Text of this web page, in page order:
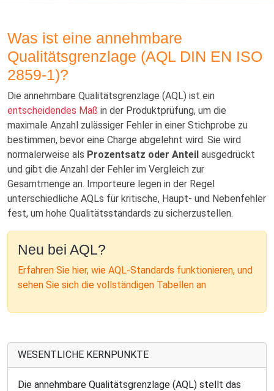
Was ist eine annehmbare
Qualitätsgrenzlage (AQL DIN EN ISO
2859-1)?
Die annehmbare Qualitätsgrenzlage (AQL) ist ein
entscheidendes Maß in der Produktprüfung, um die
maximale Anzahl zulässiger Fehler in einer Stichprobe zu
bestimmen, bevor eine Charge abgelehnt wird. Sie wird
normalerweise als Prozentsatz oder Anteil ausgedrückt
und gibt die Anzahl der Fehler im Vergleich zur
Gesamtmenge an. Importeure legen in der Regel
unterschiedliche AQLs für kritische, Haupt- und Nebenfehler
fest, um hohe Qualitätsstandards zu sicherzustellen.
Neu bei AQL?
Erfahren Sie hier, wie AQL-Standards funktionieren, und
sehen Sie sich die vollständigen Tabellen an
WESENTLICHE KERNPUNKTE
Die annehmbare Qualitätsgrenzlage (AQL) stellt das